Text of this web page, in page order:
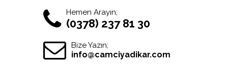
Hemen Arayın;
(0378) 237 81 30
Bize Yazın;
info@camciyadikar.com